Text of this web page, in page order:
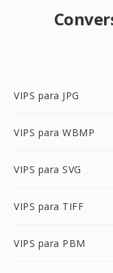
VIPS para JPG
VIPS para WBMP
VIPS para SVG
VIPS para TIFF
VIPS para PBM